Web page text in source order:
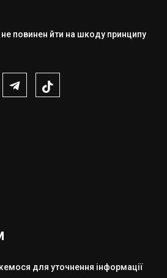
повинен йти на шкоду принципу
для уточнення інформації